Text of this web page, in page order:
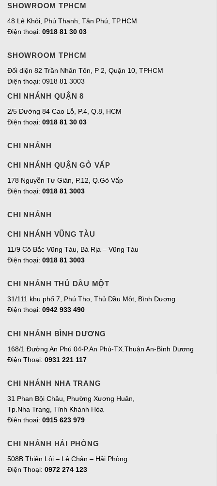
SHOWROOM TPHCM
48 Lê Khôi, Phú Thạnh, Tân Phú, TP.HCM
Điện thoại: 0918 81 30 03
SHOWROOM TPHCM
Đối diện 82 Trần Nhân Tôn, P 2, Quận 10, TPHCM
Điện thoại: 0918 81 3003
CHI NHÁNH QUẬN 8
2/5 Đường 84 Cao Lỗ, P.4, Q.8, HCM
Điện thoại: 0918 81 30 03
CHI NHÁNH
CHI NHÁNH QUẬN GÒ VẤP
178 Nguyễn Tư Giản, P.12, Q.Gò Vấp
Điện thoại: 0918 81 3003
CHI NHÁNH
CHI NHÁNH VŨNG TÀU
11/9 Cô Bắc Vũng Tàu, Bà Rịa – Vũng Tàu
Điện thoại: 0918 81 3003
CHI NHÁNH THỦ DẦU MỘT
31/111 khu phố 7, Phú Thọ, Thủ Dầu Một, Bình Dương
Điện thoại: 0942 933 490
CHI NHÁNH BÌNH DƯƠNG
168/1 Đường An Phú 04-P.An Phú-TX.Thuận An-Bình Dương
Điện Thoại: 0931 221 117
CHI NHÁNH NHA TRANG
31 Phan Bội Châu, Phường Xương Huân,
Tp.Nha Trang, Tỉnh Khánh Hòa
Điện thoại: 0915 623 979
CHI NHÁNH HẢI PHÒNG
508B Thiên Lôi – Lê Chân – Hải Phòng
Điện Thoại: 0972 274 123